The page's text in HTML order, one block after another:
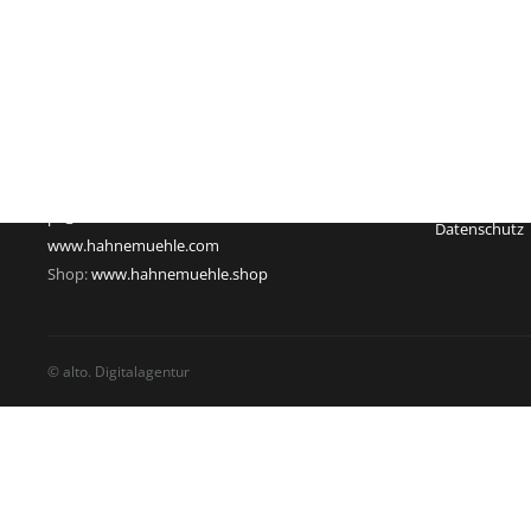
www.hahnemuehle.com
Shop:www.hahnemuehle.shop
Datenschutz
© alto. Digitalagentur